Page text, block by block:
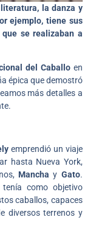
la danza y
ejemplo, tiene sus
se realizaban a
del Caballoen
épica que demostró
más detalles a
emprendió un viaje
hasta Nueva York,
Mancha y Gato.
como objetivo
caballos, capaces
diversos terrenos y